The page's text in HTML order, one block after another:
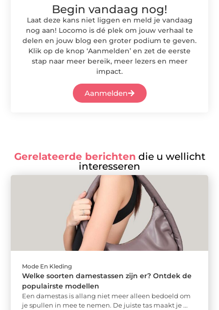
Begin vandaag nog!
Laat deze kans niet liggen en meld je vandaag
nog aan! Locomo is dé plek om jouw verhaal te
delen en jouw blog een groter podium te geven.
Klik op de knop ‘Aanmelden’ en zet de eerste
stap naar meer bereik, meer lezers en meer
impact.
Aanmelden
Gerelateerde berichten die u wellicht
interesseren
Mode En Kleding
Welke soorten damestassen zijn er? Ontdek de
populairste modellen
Een damestas is allang niet meer alleen bedoeld om
je spullen in mee te nemen. De juiste tas maakt je ...